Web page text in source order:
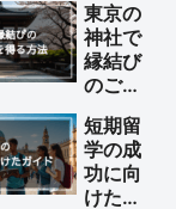
法
東京の
神社で
縁結び
のご利
る方法
短期留
学の成
功に向
けた完